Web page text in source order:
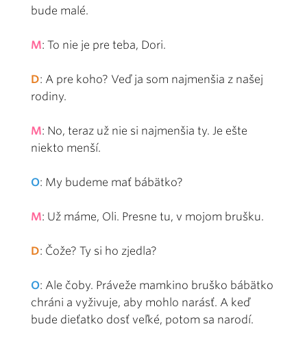
bude malé.
M: To nie je pre teba, Dori.
D: A pre koho? Veď ja som najmenšia z našej
rodiny.
M: No, teraz už nie si najmenšia ty. Je ešte
niekto menší.
O: My budeme mať bábätko?
M: Už máme, Oli. Presne tu, v mojom brušku.
D: Čože? Ty si ho zjedla?
O: Ale čoby. Práveže mamkino bruško bábätko
chráni a vyživuje, aby mohlo narásť. A keď
bude dieťatko dosť veľké, potom sa narodí.